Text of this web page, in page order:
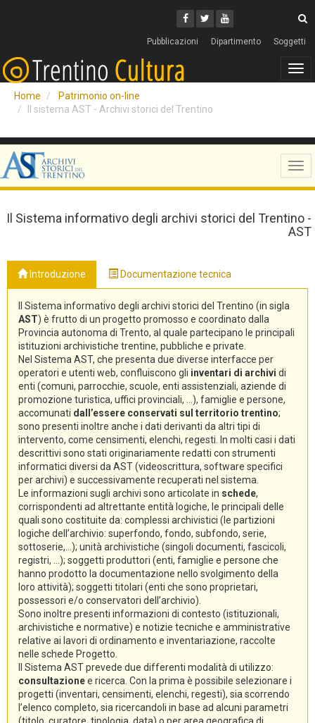
Facebook
Twitter
Youtube
Pubblicazioni Dipartimento Soggetti
Home
Patrimonio on-line
Il sistema AST - Archivi storici del Trentino
Il Sistema informativo degli archivi storici del Trentino -
AST
Introduzione Documentazione tecnica
Il Sistema informativo degli archivi storici del Trentino (in sigla
AST) è frutto di un progetto promosso e coordinato dalla
Provincia autonoma di Trento, al quale partecipano le principali
istituzioni archivistiche trentine, pubbliche e private.
Nel Sistema AST, che presenta due diverse interfacce per
operatori e utenti web, confluiscono gli inventari di archivi di
enti (comuni, parrocchie, scuole, enti assistenziali, aziende di
promozione turistica, uffici provinciali, ...), famiglie e persone,
accomunati dall’essere conservati sul territorio trentino;
sono presenti inoltre anche i dati derivanti da altri tipi di
intervento, come censimenti, elenchi, regesti. In molti casi i dati
descrittivi sono stati originariamente redatti con strumenti
informatici diversi da AST (videoscrittura, software specifici
per archivi) e successivamente recuperati nel sistema.
Le informazioni sugli archivi sono articolate in schede,
corrispondenti ad altrettante entità logiche, le principali delle
quali sono costituite da: complessi archivistici (le partizioni
logiche dell’archivio: superfondo, fondo, subfondo, serie,
sottoserie,...); unità archivistiche (singoli documenti, fascicoli,
registri, ...); soggetti produttori (enti, famiglie e persone che
hanno prodotto la documentazione nello svolgimento della
loro attività); soggetti titolari (enti che sono proprietari,
possessori e/o conservatori dell’archivio).
Sono inoltre presenti informazioni di contesto (istituzionali,
archivistiche e normative) e notizie tecniche e amministrative
relative ai lavori di ordinamento e inventariazione, raccolte
nelle schede Progetto.
Il Sistema AST prevede due differenti modalità di utilizzo:
consultazionee ricerca. Con la prima è possibile selezionare i
progetti (inventari, censimenti, elenchi, regesti), sia scorrendo
l’elenco completo, sia ricercandoli in base ad alcuni parametri